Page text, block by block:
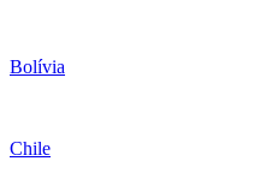
Bolívia
Chile